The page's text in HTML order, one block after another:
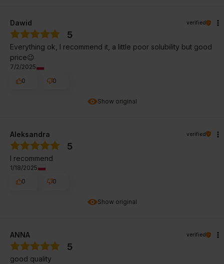
Show original
Dawid verified
5
Everything ok, I recommend it, a little poor solubility but good
price😉
7/2/2025
0
0
Show original
Aleksandra verified
5
I recommend
1/18/2025
0
0
ANNA verified
5
good quality